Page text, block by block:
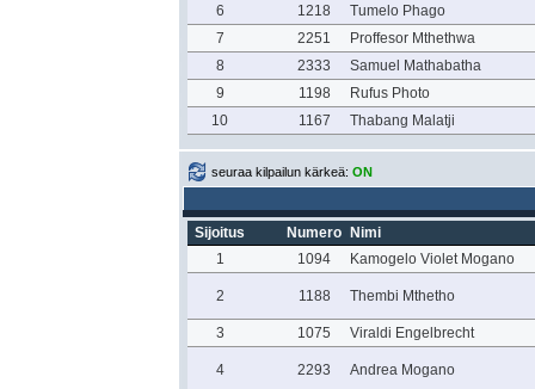
6 1218
Tumelo Phago
7
2251
Proffesor Mthethwa
8
2333
Samuel Mathabatha
9
1198
Rufus Photo
10
1167 Thabang Malatji
seuraa kilpailun kärkeä: ON
Sijoitus Numero
Nimi
1
1094 Kamogelo Violet Mogano
2 1188 Thembi Mthetho
3 1075 Viraldi Engelbrecht
4 2293 Andrea Mogano